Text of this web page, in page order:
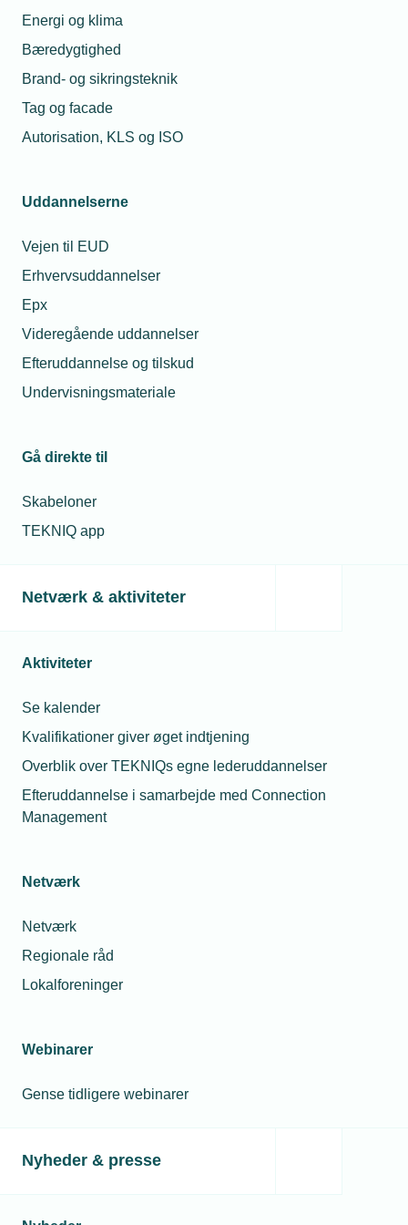
Energi og klima
Bæredygtighed
Brand- og sikringsteknik
Tag og facade
Autorisation, KLS og ISO
Uddannelserne
Vejen til EUD
Erhvervsuddannelser
Epx
Videregående uddannelser
Efteruddannelse og tilskud
Undervisningsmateriale
Gå direkte til
Skabeloner
TEKNIQ app
Netværk & aktiviteter
Aktiviteter
Se kalender
Kvalifikationer giver øget indtjening
Overblik over TEKNIQs egne lederuddannelser
Efteruddannelse i samarbejde med Connection
Management
Netværk
Netværk
Regionale råd
Lokalforeninger
Webinarer
Gense tidligere webinarer
Nyheder & presse
Relaterede nyheder
To beslagsmede gik i isolation
Lærlinge kan vende tilbage til skolen
I løbet af corona-krisens første måned har to beslagsmede
valgt to ugers frivillig isolation, fordi de fik en række
Smedekonkurrencen Open Danish Farrier Championship